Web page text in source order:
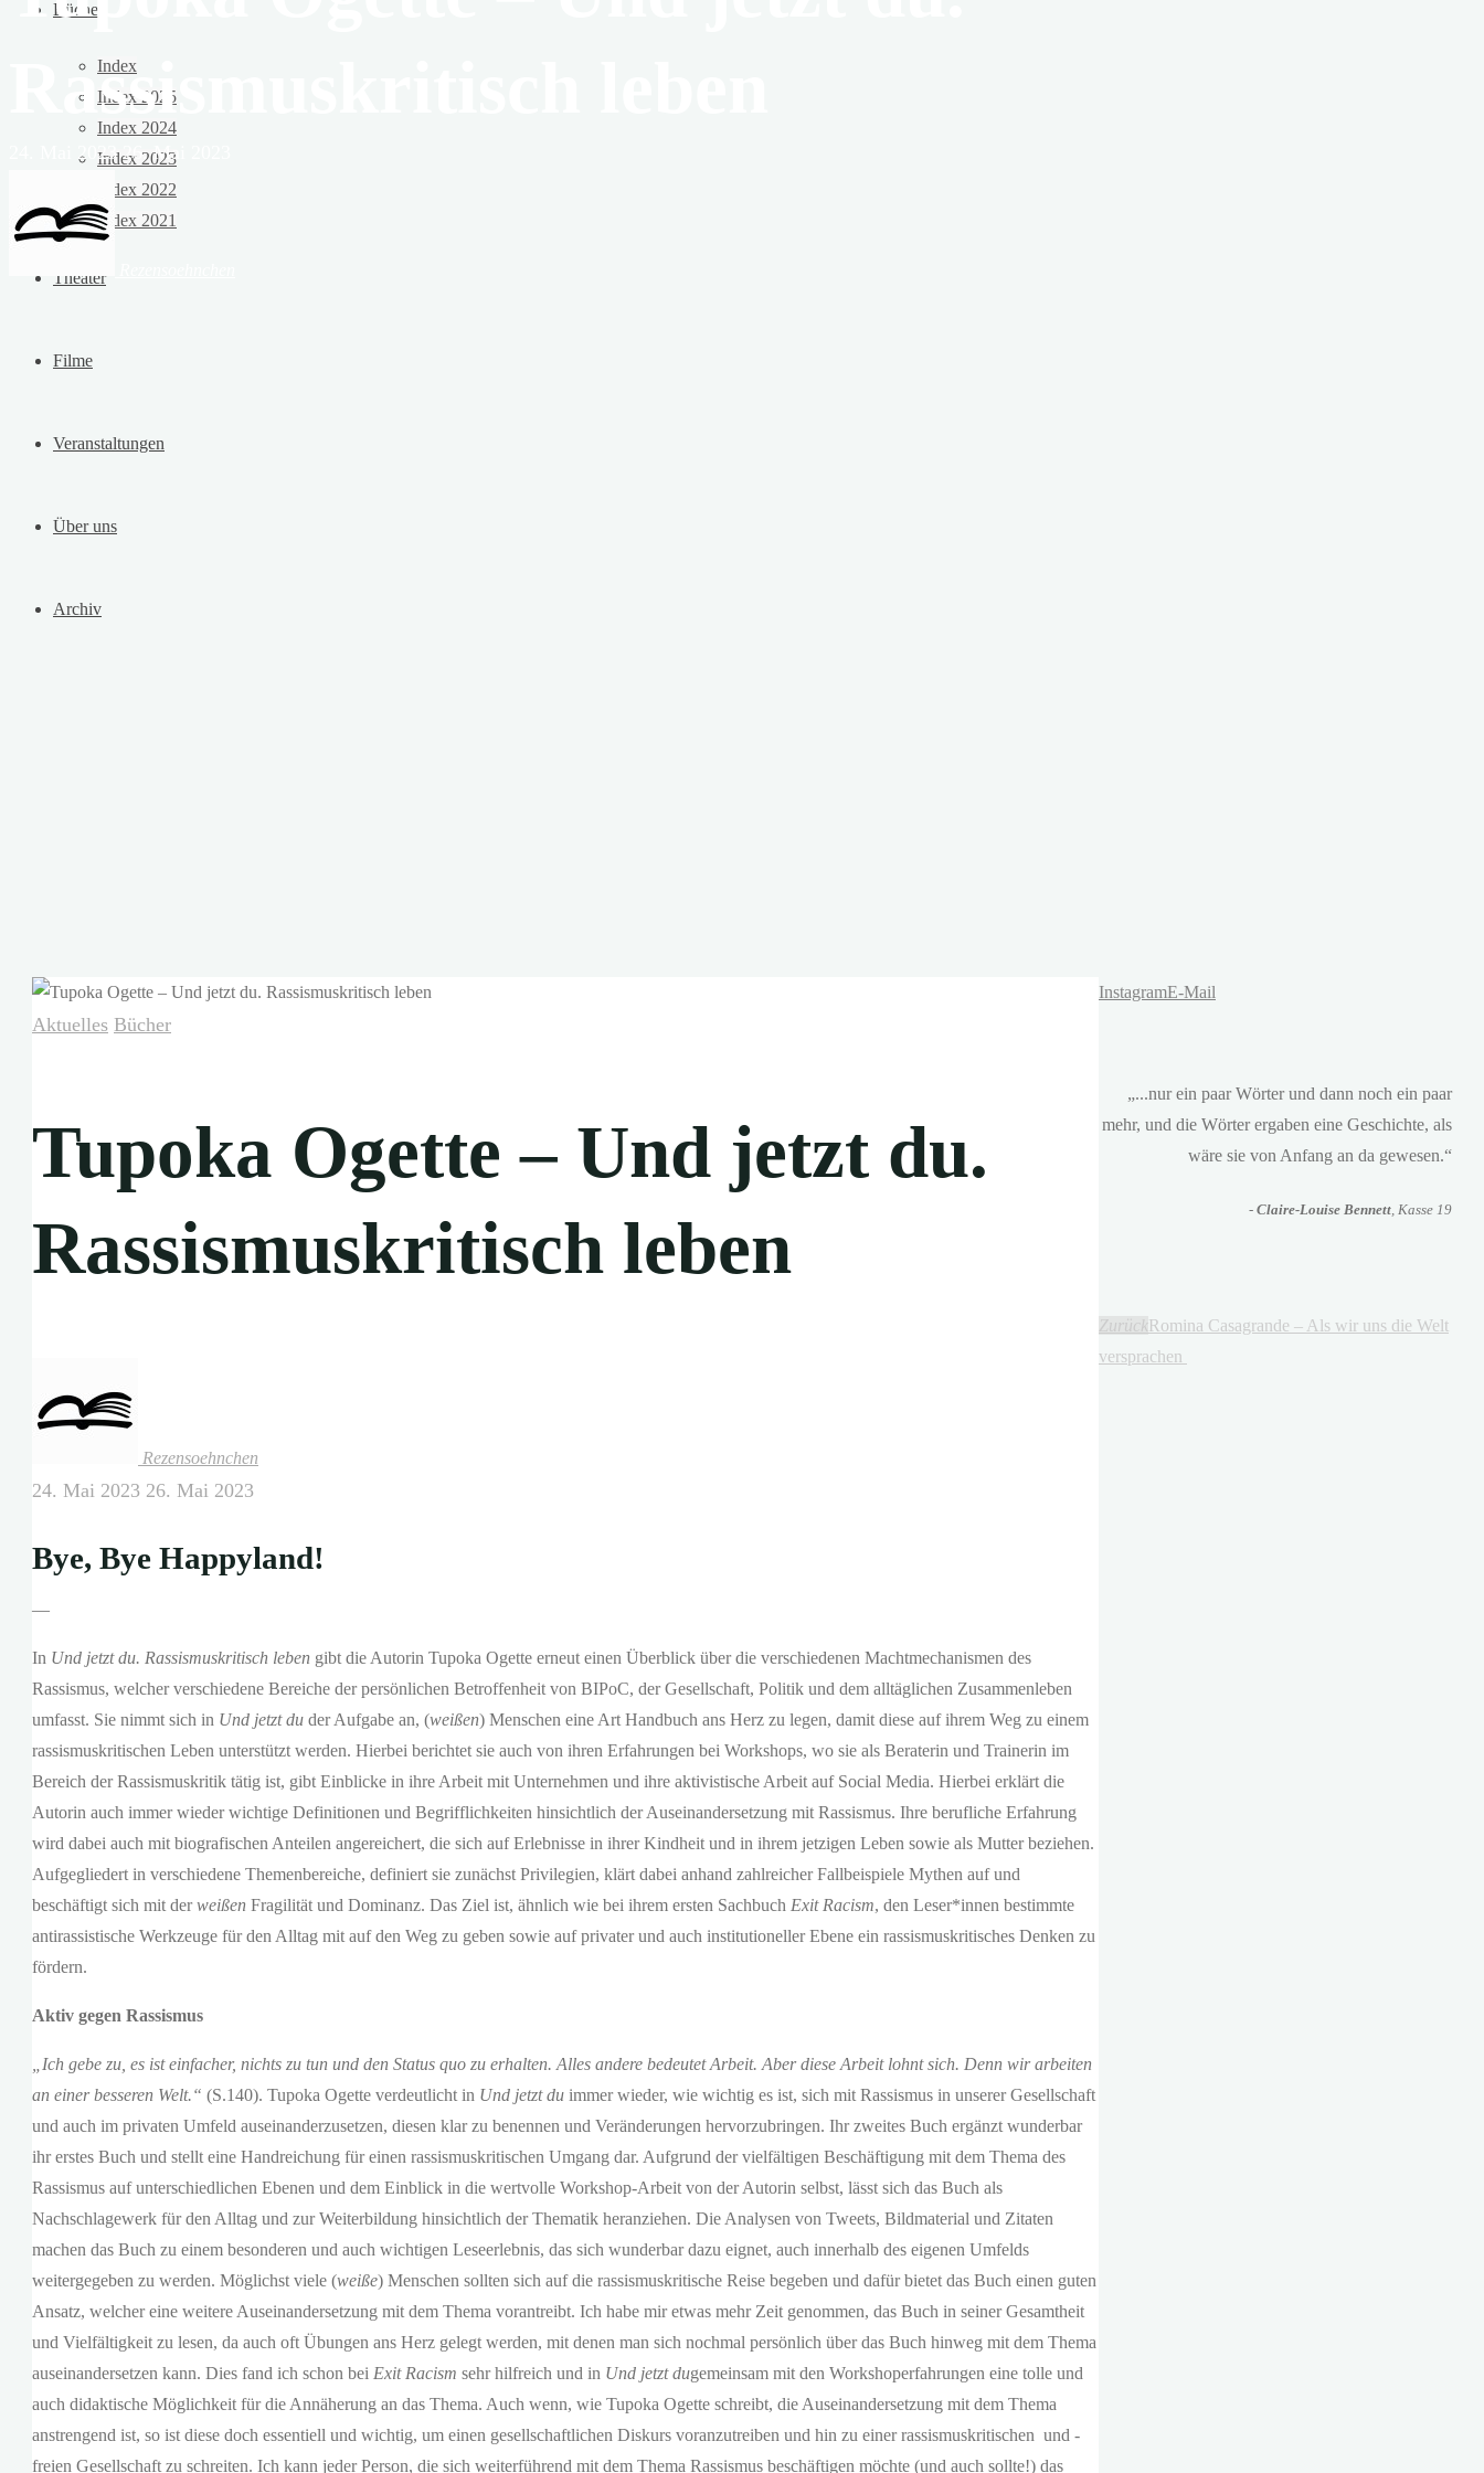
Bücher
Index
Index 2025
Index 2024
Index 2023
Index 2022
Index 2021
Theater
Filme
Veranstaltungen
Über uns
Archiv
Rassismuskritisch leben
24. Mai 202326. Mai 2023
Aktuelles Bücher
Tupoka Ogette – Und jetzt du.
Rassismuskritisch leben
Rezensoehnchen
24. Mai 2023 26. Mai 2023
Bye, Bye Happyland!
—
In Und jetzt du. Rassismuskritisch leben gibt die Autorin Tupoka Ogette erneut einen Überblick über die verschiedenen Machtmechanismen des
Rassismus, welcher verschiedene Bereiche der persönlichen Betroffenheit von BIPoC, der Gesellschaft, Politik und dem alltäglichen Zusammenleben
umfasst. Sie nimmt sich in Und jetzt du der Aufgabe an, (weißen) Menschen eine Art Handbuch ans Herz zu legen, damit diese auf ihrem Weg zu einem
rassismuskritischen Leben unterstützt werden. Hierbei berichtet sie auch von ihren Erfahrungen bei Workshops, wo sie als Beraterin und Trainerin im
Bereich der Rassismuskritik tätig ist, gibt Einblicke in ihre Arbeit mit Unternehmen und ihre aktivistische Arbeit auf Social Media. Hierbei erklärt die
Autorin auch immer wieder wichtige Definitionen und Begrifflichkeiten hinsichtlich der Auseinandersetzung mit Rassismus. Ihre berufliche Erfahrung
wird dabei auch mit biografischen Anteilen angereichert, die sich auf Erlebnisse in ihrer Kindheit und in ihrem jetzigen Leben sowie als Mutter beziehen.
Aufgegliedert in verschiedene Themenbereiche, definiert sie zunächst Privilegien, klärt dabei anhand zahlreicher Fallbeispiele Mythen auf und
beschäftigt sich mit derweißen Fragilität und Dominanz. Das Ziel ist, ähnlich wie bei ihrem ersten Sachbuch Exit Racism, den Leser*innen bestimmte
antirassistische Werkzeuge für den Alltag mit auf den Weg zu geben sowie auf privater und auch institutioneller Ebene ein rassismuskritisches Denken zu
fördern.
Aktiv gegen Rassismus
„Ich gebe zu, es ist einfacher, nichts zu tun und den Status quo zu erhalten. Alles andere bedeutet Arbeit. Aber diese Arbeit lohnt sich. Denn wir arbeiten
an einer besseren Welt.“ (S.140). Tupoka Ogette verdeutlicht in Und jetzt du immer wieder, wie wichtig es ist, sich mit Rassismus in unserer Gesellschaft
und auch im privaten Umfeld auseinanderzusetzen, diesen klar zu benennen und Veränderungen hervorzubringen. Ihr zweites Buch ergänzt wunderbar
ihr erstes Buch und stellt eine Handreichung für einen rassismuskritischen Umgang dar. Aufgrund der vielfältigen Beschäftigung mit dem Thema des
Rassismus auf unterschiedlichen Ebenen und dem Einblick in die wertvolle Workshop-Arbeit von der Autorin selbst, lässt sich das Buch als
Nachschlagewerk für den Alltag und zur Weiterbildung hinsichtlich der Thematik heranziehen. Die Analysen von Tweets, Bildmaterial und Zitaten
machen das Buch zu einem besonderen und auch wichtigen Leseerlebnis, das sich wunderbar dazu eignet, auch innerhalb des eigenen Umfelds
weitergegeben zu werden. Möglichst viele (weiße) Menschen sollten sich auf die rassismuskritische Reise begeben und dafür bietet das Buch einen guten
Ansatz, welcher eine weitere Auseinandersetzung mit dem Thema vorantreibt. Ich habe mir etwas mehr Zeit genommen, das Buch in seiner Gesamtheit
und Vielfältigkeit zu lesen, da auch oft Übungen ans Herz gelegt werden, mit denen man sich nochmal persönlich über das Buch hinweg mit dem Thema
auseinandersetzen kann. Dies fand ich schon bei Exit Racism sehr hilfreich und in Und jetzt dugemeinsam mit den Workshoperfahrungen eine tolle und
auch didaktische Möglichkeit für die Annäherung an das Thema. Auch wenn, wie Tupoka Ogette schreibt, die Auseinandersetzung mit dem Thema
anstrengend ist, so ist diese doch essentiell und wichtig, um einen gesellschaftlichen Diskurs voranzutreiben und hin zu einer rassismuskritischen und -
freien Gesellschaft zu schreiten. Ich kann jeder Person, die sich weiterführend mit dem Thema Rassismus beschäftigen möchte (und auch sollte!) das
InstagramE-Mail
„...nur ein paar Wörter und dann noch ein paar
mehr, und die Wörter ergaben eine Geschichte, als
wäre sie von Anfang an da gewesen.“
- Claire-Louise Bennett, Kasse 19
ZurückRomina Casagrande – Als wir uns die Welt
versprachen